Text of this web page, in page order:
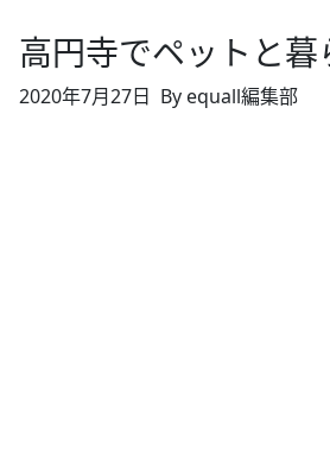
高円寺でペットと暮
2020年7月27日 By equall編集部